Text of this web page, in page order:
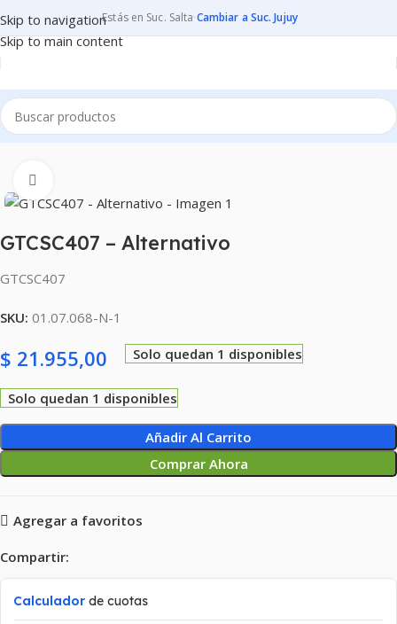
Skip to navigation
Skip to main content
Estás en Suc. Salta·Cambiar a Suc. Jujuy
Inicio CONSUMIBLES CARTUCHOS PARA IMPRESORAS
GTCSC407 – Alternativo
GTCSC407
SKU: 01.07.068-N-1
$ 21.955,00 Solo quedan 1 disponibles
Solo quedan 1 disponibles
Añadir Al Carrito
Comprar Ahora
Agregar a favoritos
Compartir:
Calculador de cuotas